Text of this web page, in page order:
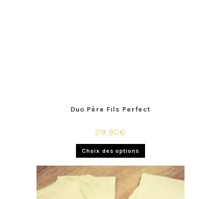
Duo Père Fils Perfect
29,90€
Choix des options